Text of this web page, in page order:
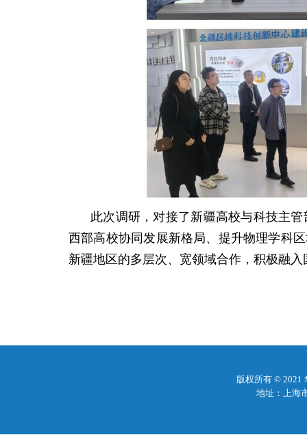
此次调研，对接了新疆高校与科技主
西部高校协同发展新格局、提升物理学科
新疆地区的多层次、宽领域合作，积极融
版权所有 ©
地址：上海